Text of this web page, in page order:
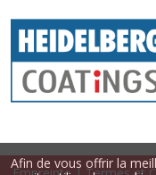
Afin de vous offrir la